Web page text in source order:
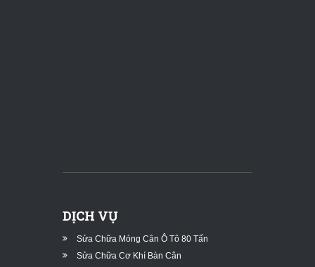
DỊCH VỤ
Sửa Chữa Móng Cân Ô Tô 80 Tấn
Sửa Chữa Cơ Khí Bàn Cân